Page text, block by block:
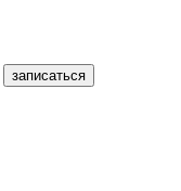
записаться